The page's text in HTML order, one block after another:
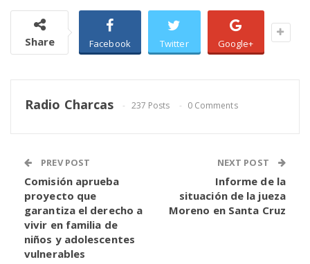
Share Facebook Twitter Google+
Radio Charcas 237 Posts 0 Comments
PREV POST
Comisión aprueba
proyecto que
garantiza el derecho a
vivir en familia de
niños y adolescentes
vulnerables
NEXT POST
Informe de la
situación de la jueza
Moreno en Santa Cruz